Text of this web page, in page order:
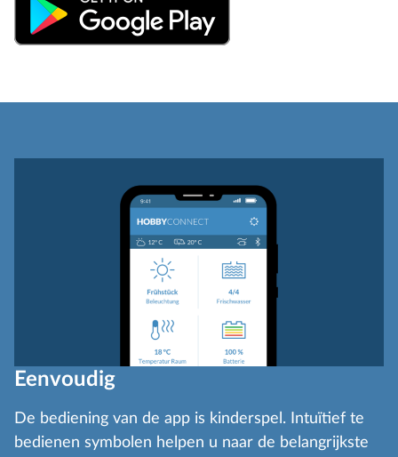
Eenvoudig
De bediening van de app is kinderspel. Intuïtief te
bedienen symbolen helpen u naar de belangrijkste